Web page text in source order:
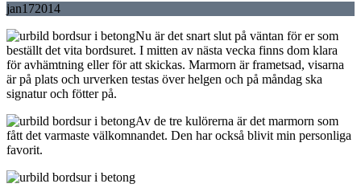
jan172014
Nu är det snart slut på väntan för er som
beställt det vita bordsuret. I mitten av nästa vecka finns dom klara
för avhämtning eller för att skickas. Marmorn är frametsad, visarna
är på plats och urverken testas över helgen och på måndag ska
signatur och fötter på.
Av de tre kulörerna är det marmorn som
fått det varmaste välkomnandet. Den har också blivit min personliga
favorit.